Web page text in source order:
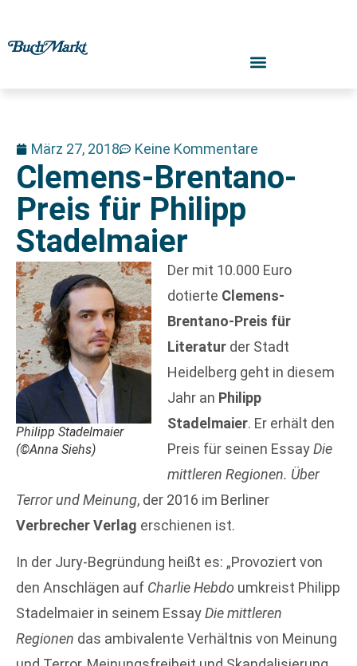
März 27, 2018 Keine Kommentare
Clemens-Brentano-
Preis für Philipp
Stadelmaier
Philipp Stadelmaier
(©Anna Siehs)
Der mit 10.000 Euro
dotierte Clemens-
Brentano-Preis für
Literatur der Stadt
Heidelberg geht in diesem
Jahr an Philipp
Stadelmaier. Er erhält den
Preis für seinen EssayDie
mittleren Regionen. Über
Terror und Meinung, der 2016 im Berliner
Verbrecher Verlag erschienen ist.
In der Jury-Begründung heißt es: „Provoziert von
den Anschlägen auf Charlie Hebdo umkreist Philipp
Stadelmaier in seinem EssayDie mittleren
Regionen das ambivalente Verhältnis von Meinung